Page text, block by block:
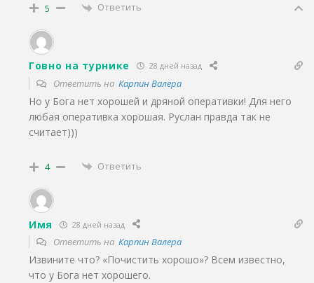
5 Ответить
Говно на турнике 28 дней назад
Ответить на Карпин Валера
Но у Бога нет хорошей и дряной оперативки! Для него
любая оперативка хорошая. Руслан правда так не
считает)))
4 Ответить
Имя 28 дней назад
Ответить на Карпин Валера
Извините что? «Почистить хорошо»? Всем известно,
что у Бога нет хорошего.